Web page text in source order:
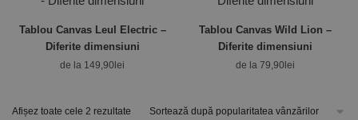
Tablou Canvas Leul Electric –
Diferite dimensiuni
de la 149,90lei
Tablou Canvas Wild Lion –
Diferite dimensiuni
de la79,90lei
Afișez toate cele 2 rezultate